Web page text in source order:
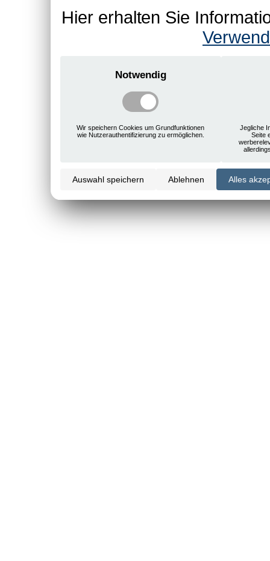
Hier erhalten Sie
Notwendig
Wir speichern Cookies um Grundfunktionen
wie Nutzerauthentifizierung zu ermöglichen.
Jegliche
Seite
Auswahl speichern Ablehnen Alles